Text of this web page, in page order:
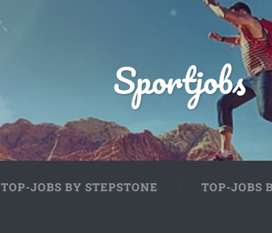
Sportjobs
TOP-JOBS BY STEPSTONE TOP-JOBS